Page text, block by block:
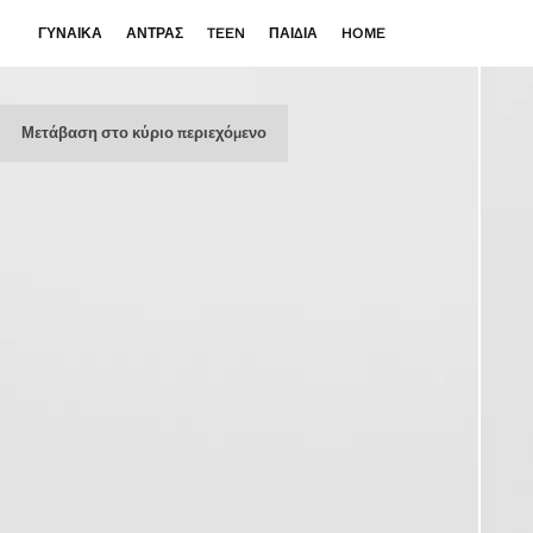
Μετάβαση στο κύριο περιεχόμενο
ΓΥΝΑΊΚΑ ΆΝΤΡΑΣ TEEN ΠΑΙΔΙΆ HOME